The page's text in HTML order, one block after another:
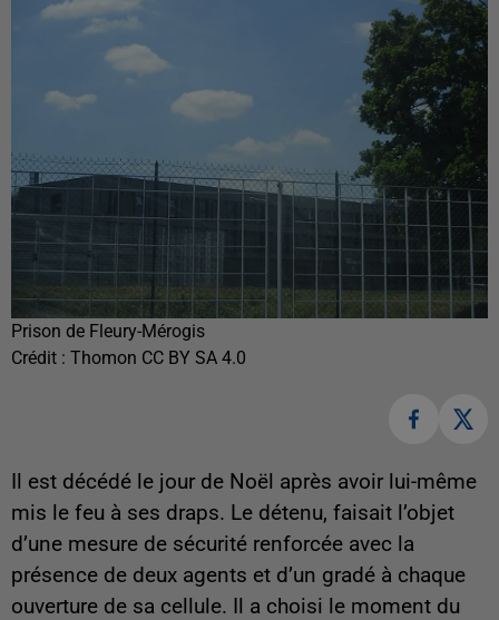
Prison de Fleury-Mérogis
Crédit : Thomon CC BY SA 4.0
Il est décédé le jour de Noël après avoir lui-même
mis le feu à ses draps. Le détenu, faisait l’objet
d’une mesure de sécurité renforcée avec la
présence de deux agents et d’un gradé à chaque
ouverture de sa cellule. Il a choisi le moment du